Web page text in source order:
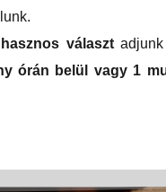
választadjunk
órán belül vagy 1